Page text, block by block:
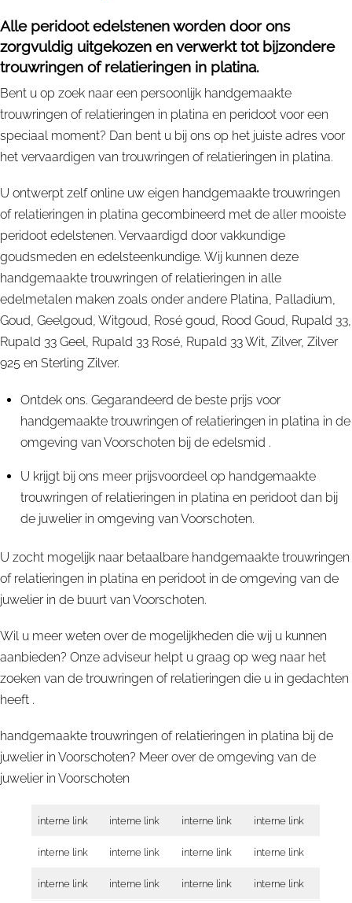
Alle peridoot edelstenen worden door ons
zorgvuldig uitgekozen en verwerkt tot bijzondere
trouwringen of relatieringen in platina.
Bent u op zoek naar een persoonlijk handgemaakte
trouwringen of relatieringen in platina en peridoot voor een
speciaal moment? Dan bent u bij ons op het juiste adres voor
het vervaardigen van trouwringen of relatieringen in platina.
U ontwerpt zelf online uw eigen handgemaakte trouwringen
of relatieringen in platina gecombineerd met de aller mooiste
peridoot edelstenen. Vervaardigd door vakkundige
goudsmeden en edelsteenkundige. Wij kunnen deze
handgemaakte trouwringen of relatieringen in alle
edelmetalen maken zoals onder andere Platina, Palladium,
Goud, Geelgoud, Witgoud, Rosé goud, Rood Goud, Rupald 33,
Rupald 33 Geel, Rupald 33 Rosé, Rupald 33 Wit, Zilver, Zilver
925 en Sterling Zilver.
Ontdek ons. Gegarandeerd de beste prijs voor
handgemaakte trouwringen of relatieringen in platina in de
omgeving van Voorschoten bij de edelsmid .
U krijgt bij ons meer prijsvoordeel op handgemaakte
trouwringen of relatieringen in platina en peridoot dan bij
de juwelier in omgeving van Voorschoten.
U zocht mogelijk naar betaalbare handgemaakte trouwringen
of relatieringen in platina en peridoot in de omgeving van de
juwelier in de buurt van Voorschoten.
Wil u meer weten over de mogelijkheden die wij u kunnen
aanbieden? Onze adviseur helpt u graag op weg naar het
zoeken van de trouwringen of relatieringen die u in gedachten
heeft .
handgemaakte trouwringen of relatieringen in platina bij de
juwelier in Voorschoten? Meer over de omgeving van de
juwelier in Voorschoten
interne link interne link interne link interne link
interne link interne link interne link interne link
interne link interne link interne link interne link